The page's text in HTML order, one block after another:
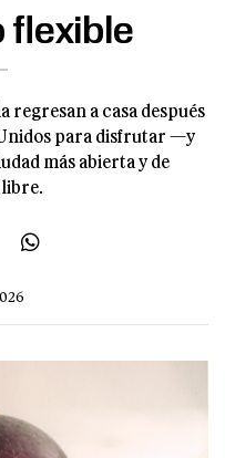
flexible
regresan a casa después
para disfrutar —y
más abierta y de